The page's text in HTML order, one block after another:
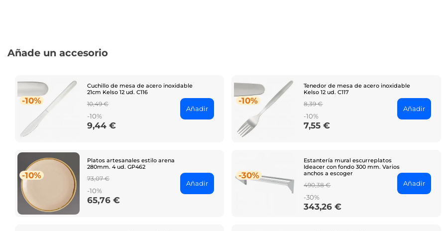
Añade un accesorio
-10%
Cuchillo de mesa de acero inoxidable
21cm Kelso 12 ud. C116
Regular
price
10,49 €
-10%
Price
9,44 €
Añadir
-10%
Tenedor de mesa de acero inoxidable
Kelso 12 ud. C117
Regular
price
8,39 €
-10%
Price
7,55 €
Añadir
-10%
Platos artesanales estilo arena
280mm. 4 ud. GP462
Regular
price
73,07 €
-10%
Price
65,76 €
Añadir
-30%
Estantería mural escurreplatos
Ideacer con fondo 300 mm. Varios
anchos a escoger
Regular
price
490,38 €
-30%
Price
343,26 €
Añadir